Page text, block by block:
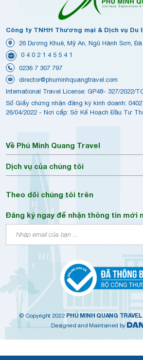
Công ty TNHH Thương mại & Dịch vụ Du
26 Dương Khuê, Mỹ An, Ngũ Hành Sơn,
0 4 0 2 1 4 5 5 4 1
0236 7 307 797
director@phuminhquangtravel.com
International Travel License: GP48- 327/2022/
Số Giấy chứng nhận đăng ký kinh doanh:
26/04/2022 - Nơi cấp: Sở Kế Hoạch Đầu Tư
Về Phú Minh Quang Travel
Dịch vụ của chúng tôi
Theo dõi chúng tôi trên
Đăng ký ngay để nhận thông tin mới
© Copyright 2022 PHÚ MINH QUANG TRAVEL
Designed and Maintained by